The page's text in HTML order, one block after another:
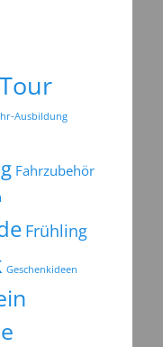
Ausbildung
Fahrzubehör
Frühling
Geschenkideen